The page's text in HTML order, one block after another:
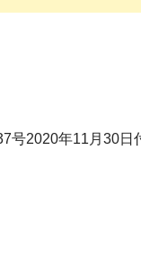
号2020年11月30日